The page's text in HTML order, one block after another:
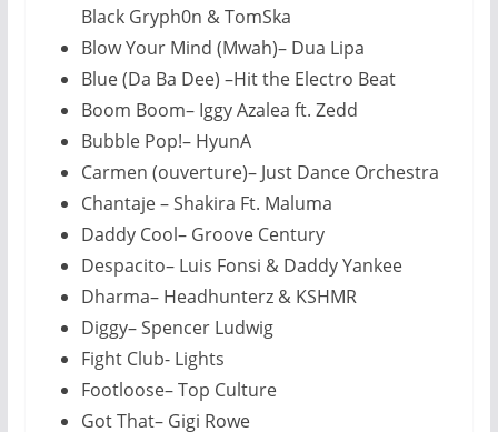
Black Gryph0n & TomSka
Blow Your Mind (Mwah)– Dua Lipa
Blue (Da Ba Dee) –Hit the Electro Beat
Boom Boom– Iggy Azalea ft. Zedd
Bubble Pop!– HyunA
Carmen (ouverture)– Just Dance Orchestra
Chantaje – Shakira Ft. Maluma
Daddy Cool– Groove Century
Despacito– Luis Fonsi & Daddy Yankee
Dharma– Headhunterz & KSHMR
Diggy– Spencer Ludwig
Fight Club- Lights
Footloose– Top Culture
Got That– Gigi Rowe